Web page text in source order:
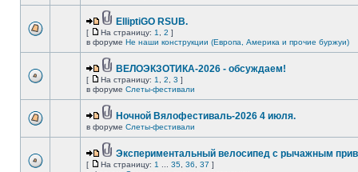
ElliptiGO RSUB.
[ На страницу: 1 2 ]
в форуме Не наши конструкции (Европа, Америка и прочие буржуи)
ВЕЛОЭКЗОТИКА-2026 - обсуждаем!
[ На страницу: 1 2 3 ]
в форуме Слеты-фестивали
Ночной Вялофестиваль-2026 4 июля.
в форуме Слеты-фестивали
Экспериментальный велосипед с рычажным
[ На страницу: 1 35 36 37 ]